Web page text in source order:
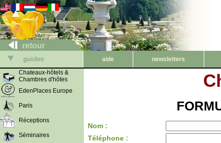
retour
guides aide
newsletters
Chateaux-hôtels &
Chambres d'hôtes
EdenPlaces Europe
Paris
Réceptions
Séminaires
Nom :
Téléphone :